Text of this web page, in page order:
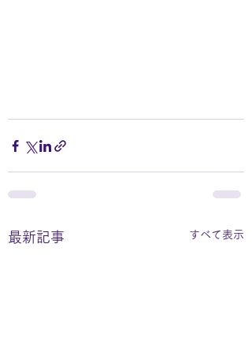
最新記事 すべて表示